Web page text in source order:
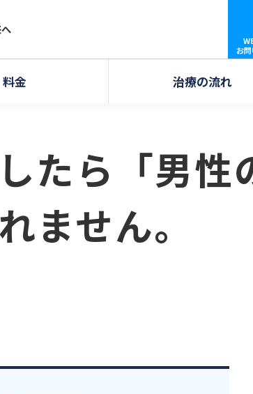
お
料金 治療の流れ
たら「男性
ません。